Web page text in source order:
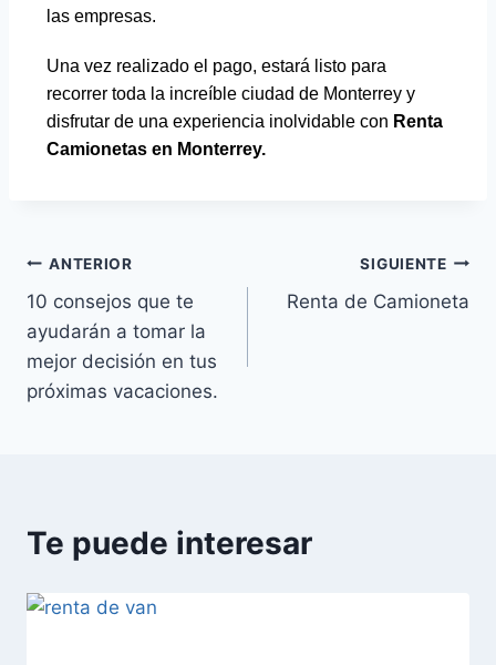
las empresas.
Una vez realizado el pago, estará listo para
recorrer toda la increíble ciudad de Monterrey y
disfrutar de una experiencia inolvidable con Renta
Camionetas en Monterrey.
ANTERIOR
10 consejos que te
ayudarán a tomar la
mejor decisión en tus
próximas vacaciones.
SIGUIENTE
Renta de Camioneta
Te puede interesar